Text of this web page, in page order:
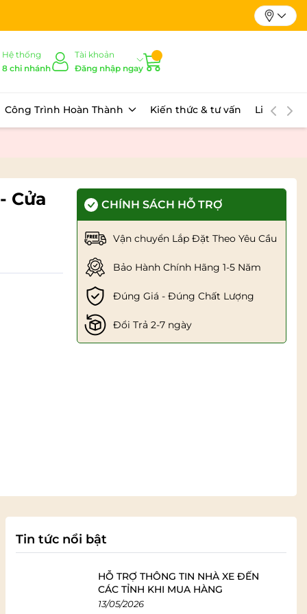
Hệ thống
8 chi nhánh
Tài khoản
Đăng nhập ngay
Công Trình Hoàn Thành Kiến thức & tư vấn Liên hệ
Cửa CHÍNH SÁCH HỖ TRỢ
Vận chuyển Lắp Đặt Theo Yêu Cầu
Bảo Hành Chính Hãng 1-5 Năm
Đúng Giá - Đúng Chất Lượng
Đổi Trả 2-7 ngày
Tin tức nổi bật
HỖ TRỢ THÔNG TIN NHÀ XE ĐẾN
CÁC TỈNH KHI MUA HÀNG
13/05/2026